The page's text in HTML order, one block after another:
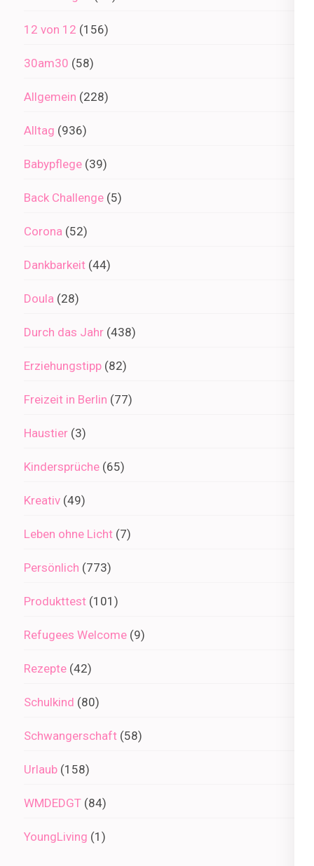
12 von 12 (156)
30am30 (58)
Allgemein (228)
Alltag (936)
Babypflege (39)
Back Challenge (5)
Corona (52)
Dankbarkeit (44)
Doula (28)
Durch das Jahr (438)
Erziehungstipp (82)
Freizeit in Berlin (77)
Haustier (3)
Kindersprüche (65)
Kreativ (49)
Leben ohne Licht (7)
Persönlich (773)
Produkttest (101)
Refugees Welcome (9)
Rezepte (42)
Schulkind (80)
Schwangerschaft (58)
Urlaub (158)
WMDEDGT (84)
YoungLiving (1)